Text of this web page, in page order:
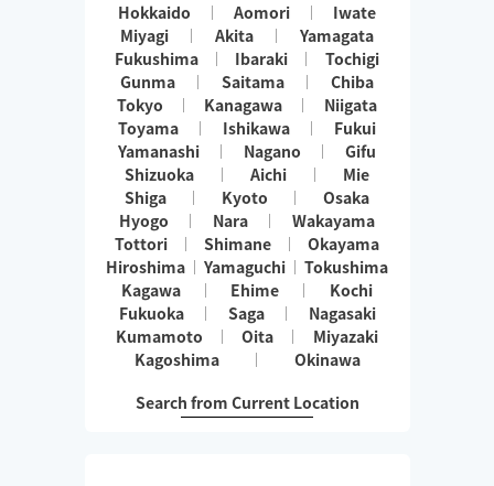
Hokkaido Aomori
Iwate
Miyagi
Akita
Yamagata
Fukushima
Ibaraki
Tochigi
Gunma
Saitama
Chiba
Tokyo
Kanagawa
Niigata
Toyama
Ishikawa
Fukui
Yamanashi
Nagano
Gifu
Shizuoka
Aichi
Mie
Shiga
Kyoto
Osaka
Hyogo
Nara
Wakayama
Tottori
Shimane
Okayama
Hiroshima
Yamaguchi
Tokushima
Kagawa
Ehime
Kochi
Fukuoka
Saga
Nagasaki
Kumamoto
Oita
Miyazaki
Kagoshima
Okinawa
Search from Current Location